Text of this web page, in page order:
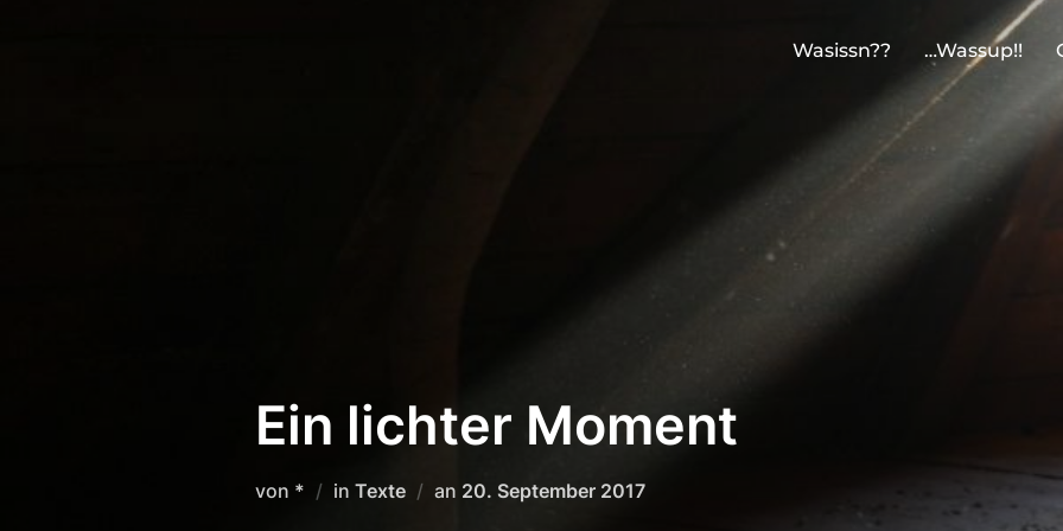
Wasissn?? …Wassup!!
Ein lichter Moment
von * inTexte an Veröffentlicht
20. September 2017